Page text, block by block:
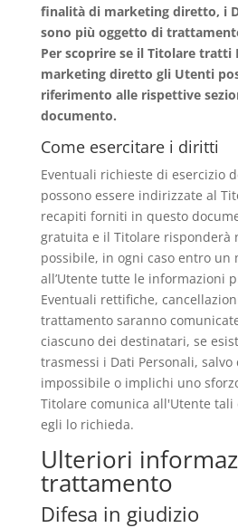
finalità di marketing diretto, i
sono più oggetto di
Per scoprire se il Titolare
marketing diretto gli Utenti
riferimento alle rispettive
documento.
Come esercitare i diritti
Eventuali richieste di esercizio
possono essere indirizzate al
recapiti forniti in questo
gratuita e il Titolare risponderà
possibile, in ogni caso entro un
all’Utente tutte le informazioni
Eventuali rettifiche,
trattamento saranno
ciascuno dei destinatari, se
trasmessi i Dati Personali, salvo
impossibile o implichi uno
Titolare comunica all'Utente
egli lo richieda.
Ulteriori
trattamento
Difesa in giudizio